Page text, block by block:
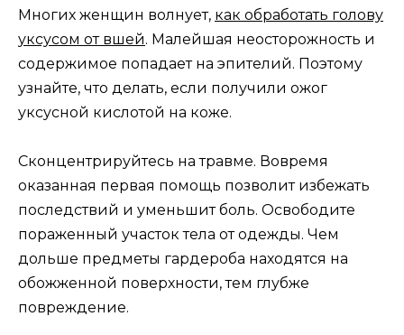
Многих женщин волнует, как обработать голову
уксусом от вшей. Малейшая неосторожность и
содержимое попадает на эпителий. Поэтому
узнайте, что делать, если получили ожог
уксусной кислотой на коже.
Сконцентрируйтесь на травме. Вовремя
оказанная первая помощь позволит избежать
последствий и уменьшит боль. Освободите
пораженный участок тела от одежды. Чем
дольше предметы гардероба находятся на
обожженной поверхности, тем глубже
повреждение.